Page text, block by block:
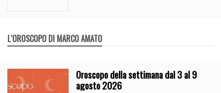
L`OROSCOPO DI MARCO AMATO
Oroscopo della settimana dal 3 al 9
agosto 2026